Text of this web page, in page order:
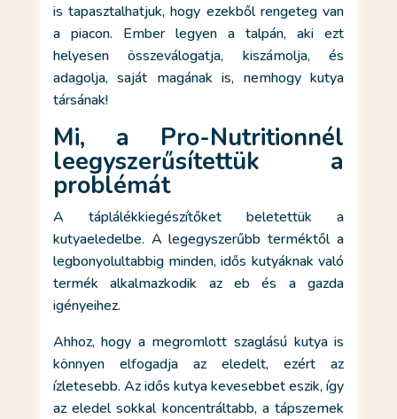
is tapasztalhatjuk, hogy ezekből rengeteg van
a piacon. Ember legyen a talpán, aki ezt
helyesen összeválogatja, kiszámolja, és
adagolja, saját magának is, nemhogy kutya
társának!
Mi, a Pro-Nutritionnél
leegyszerűsítettük a
problémát
A táplálékkiegészítőket beletettük a
kutyaeledelbe. A legegyszerűbb terméktől a
legbonyolultabbig minden, idős kutyáknak való
termék alkalmazkodik az eb és a gazda
igényeihez.
Ahhoz, hogy a megromlott szaglású kutya is
könnyen elfogadja az eledelt, ezért az
ízletesebb. Az idős kutya kevesebbet eszik, így
az eledel sokkal koncentráltabb, a tápszemek